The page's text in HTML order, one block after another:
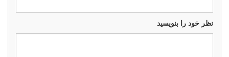
نظر خود را بنویسید